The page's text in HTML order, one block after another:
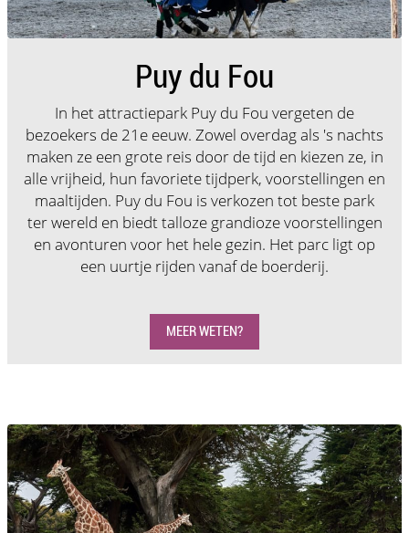
Puy du Fou
In het attractiepark Puy du Fou vergeten de
bezoekers de 21e eeuw. Zowel overdag als 's nachts
maken ze een grote reis door de tijd en kiezen ze, in
alle vrijheid, hun favoriete tijdperk, voorstellingen en
maaltijden. Puy du Fou is verkozen tot beste park
ter wereld en biedt talloze grandioze voorstellingen
en avonturen voor het hele gezin. Het parc ligt op
een uurtje rijden vanaf de boerderij.
MEER WETEN?